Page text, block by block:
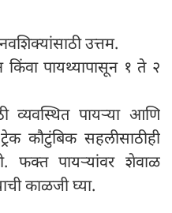
उत्तम.
पायथ्यापासून १ ते २
व्यवस्थित पायऱ्या आणि
कौटुंबिक सहलीसाठीही
फक्त पायऱ्यांवर शेवाळ
काळजी घ्या.